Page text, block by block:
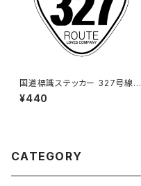
国道標識ステッカー 327号線
（ホワイト）
¥440
CATEGORY